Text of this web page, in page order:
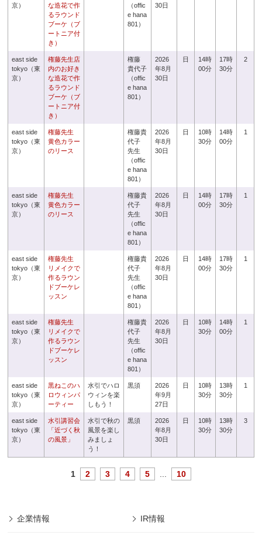
京）
な造花で作
るラウンド
ブーケ（ブ
ートニア付
き）
（offic
e hana
801）
30日
east side
tokyo（東
京）
権藤先生店
内のお好き
な造花で作
るラウンド
ブーケ（ブ
ートニア付
き）
権藤
貴代子
（offic
e hana
801）
2026
年8月
30日
日
14時
00分
17時
30分
2
east side
tokyo（東
京）
権藤先生
黄色カラー
のリース
権藤貴
代子
先生
（offic
e hana
801）
2026
年8月
30日
日
10時
30分
14時
00分
1
east side
tokyo（東
京）
権藤先生
黄色カラー
のリース
権藤貴
代子
先生
（offic
e hana
801）
2026
年8月
30日
日
14時
00分
17時
30分
1
east side
tokyo（東
京）
権藤先生
リメイクで
作るラウン
ドブーケレ
ッスン
権藤貴
代子
先生
（offic
e hana
801）
2026
年8月
30日
日
14時
00分
17時
30分
1
east side
tokyo（東
京）
権藤先生
リメイクで
作るラウン
ドブーケレ
ッスン
権藤貴
代子
先生
（offic
e hana
801）
2026
年8月
30日
日
10時
30分
14時
00分
1
east side
tokyo（東
京）
黒ねこのハ
ロウィンパ
ーティー
水引でハロ
ウィンを楽
しもう！
黒須
2026
年9月
27日
日
10時
30分
13時
30分
1
east side
tokyo（東
京）
水引講習会
「近づく秋
の風景」
水引で秋の
風景を楽し
みましょ
う！
黒須
2026
年8月
30日
日
10時
30分
13時
30分
3
1 2 3 4 5 10
企業情報 IR情報